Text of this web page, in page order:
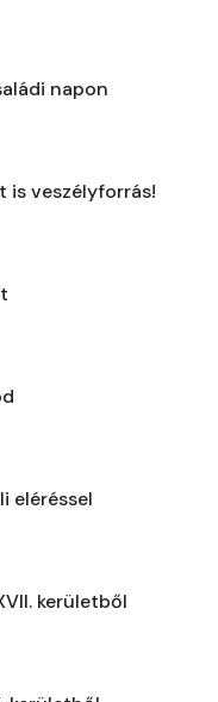
napon
is veszélyforrás!
eléréssel
kerületből